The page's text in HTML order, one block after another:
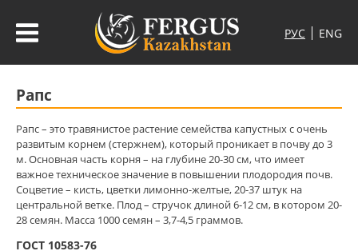
Рапс
Рапс – это травянистое растение семейства капустных с очень
развитым корнем (стержнем), который проникает в почву до 3
м. Основная часть корня – на глубине 20-30 см, что имеет
важное техническое значение в повышении плодородия почв.
Соцветие – кисть, цветки лимонно-желтые, 20-37 штук на
центральной ветке. Плод – стручок длиной 6-12 см, в котором 20-
28 семян. Масса 1000 семян – 3,7-4,5 граммов.
ГОСТ 10583-76